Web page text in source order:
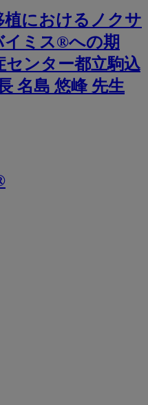
植におけるノクサ
ミス®への期
ンター都立駒込
名島 悠峰 先生